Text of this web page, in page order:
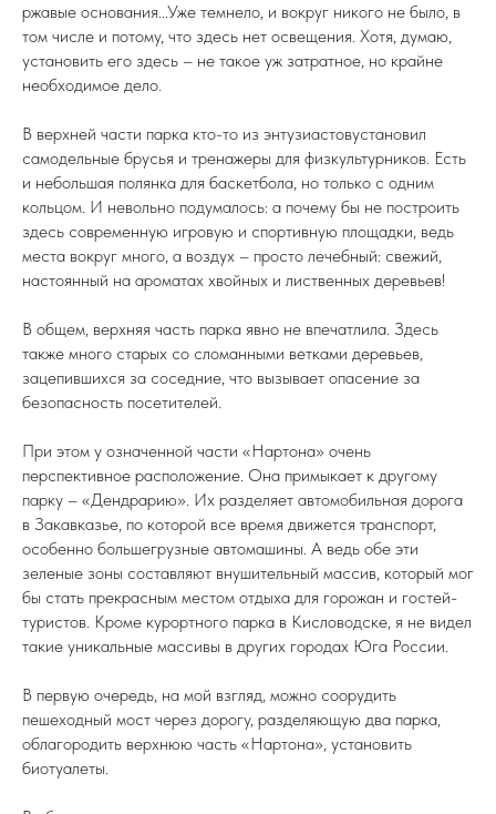
ржавые основания...Уже темнело, и вокруг никого не было, в
том числе и потому, что здесь нет освещения. Хотя, думаю,
установить его здесь – не такое уж затратное, но крайне
необходимое дело.
В верхней части парка кто-то из энтузиастовустановил
самодельные брусья и тренажеры для физкультурников. Есть
и небольшая полянка для баскетбола, но только с одним
кольцом. И невольно подумалось: а почему бы не построить
здесь современную игровую и спортивную площадки, ведь
места вокруг много, а воздух – просто лечебный: свежий,
настоянный на ароматах хвойных и лиственных деревьев!
В общем, верхняя часть парка явно не впечатлила. Здесь
также много старых со сломанными ветками деревьев,
зацепившихся за соседние, что вызывает опасение за
безопасность посетителей.
При этом у означенной части «Нартона» очень
перспективное расположение. Она примыкает к другому
парку – «Дендрарию». Их разделяет автомобильная дорога
в Закавказье, по которой все время движется транспорт,
особенно большегрузные автомашины. А ведь обе эти
зеленые зоны составляют внушительный массив, который мог
бы стать прекрасным местом отдыха для горожан и гостей-
туристов. Кроме курортного парка в Кисловодске, я не видел
такие уникальные массивы в других городах Юга России.
В первую очередь, на мой взгляд, можно соорудить
пешеходный мост через дорогу, разделяющую два парка,
облагородить верхнюю часть «Нартона», установить
биотуалеты.